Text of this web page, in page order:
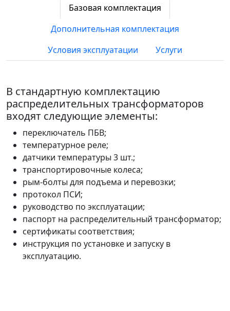
Базовая комплектация
Дополнительная комплектация
Условия эксплуатации
Услуги
В стандартную комплектацию
распределительных трансформаторов
входят следующие элементы:
переключатель ПБВ;
температурное реле;
датчики температуры 3 шт.;
транспортировочные колеса;
рым-болты для подъема и перевозки;
протокол ПСИ;
руководство по эксплуатации;
паспорт на распределительный трансформатор;
сертификаты соответствия;
инструкция по установке и запуску в
эксплуатацию.